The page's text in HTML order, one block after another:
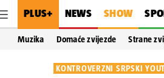
PLUS+ NEWS SHOW
Muzika Domaće zvijezde Strane
KONTROVERZNI SRPSKI